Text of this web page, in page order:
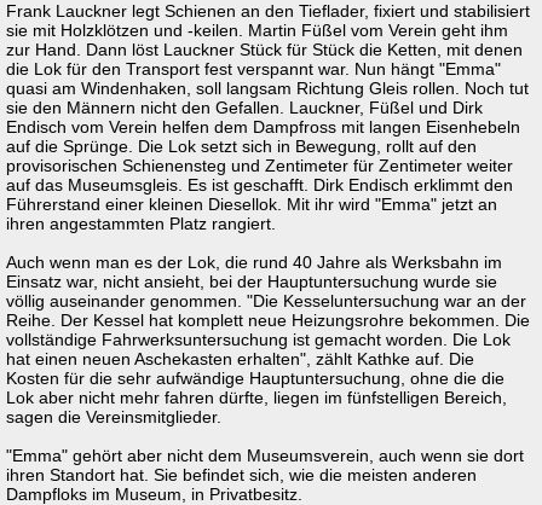
Frank Lauckner legt Schienen an den Tieflader, fixiert und stabilisiert
sie mit Holzklötzen und -keilen. Martin Füßel vom Verein geht ihm
zur Hand. Dann löst Lauckner Stück für Stück die Ketten, mit denen
die Lok für den Transport fest verspannt war. Nun hängt "Emma"
quasi am Windenhaken, soll langsam Richtung Gleis rollen. Noch tut
sie den Männern nicht den Gefallen. Lauckner, Füßel und Dirk
Endisch vom Verein helfen dem Dampfross mit langen Eisenhebeln
auf die Sprünge. Die Lok setzt sich in Bewegung, rollt auf den
provisorischen Schienensteg und Zentimeter für Zentimeter weiter
auf das Museumsgleis. Es ist geschafft. Dirk Endisch erklimmt den
Führerstand einer kleinen Diesellok. Mit ihr wird "Emma" jetzt an
ihren angestammten Platz rangiert.
Auch wenn man es der Lok, die rund 40 Jahre als Werksbahn im
Einsatz war, nicht ansieht, bei der Hauptuntersuchung wurde sie
völlig auseinander genommen. "Die Kesseluntersuchung war an der
Reihe. Der Kessel hat komplett neue Heizungsrohre bekommen. Die
vollständige Fahrwerksuntersuchung ist gemacht worden. Die Lok
hat einen neuen Aschekasten erhalten", zählt Kathke auf. Die
Kosten für die sehr aufwändige Hauptuntersuchung, ohne die die
Lok aber nicht mehr fahren dürfte, liegen im fünfstelligen Bereich,
sagen die Vereinsmitglieder.
"Emma" gehört aber nicht dem Museumsverein, auch wenn sie dort
ihren Standort hat. Sie befindet sich, wie die meisten anderen
Dampfloks im Museum, in Privatbesitz.